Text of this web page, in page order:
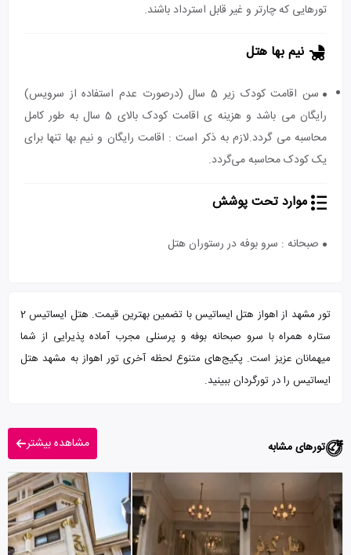
تورهایی که چارتر و غیر قابل استرداد باشند.
نیم بها هتل
سن اقامت کودک زیر 5 سال (درصورت عدم استفاده از سرویس)
رایگان می باشد و هزینه ی اقامت کودک بالای 5 سال به طور کامل
محاسبه می گردد.لازم به ذکر است : اقامت رایگان و نیم بها تنها برای
یک کودک محاسبه می‌گردد.
موارد تحت پوشش
صبحانه : سرو بوفه در رستوران هتل
تور مشهد از اهواز هتل ایساتیس با تضمین بهترین قیمت. هتل ایساتیس 2
ستاره همراه با سرو صبحانه بوفه و پرسنلی مجرب آماده پذیرایی از شما
میهمانان عزیز است. پکیج‌های متنوع لحظه آخری تور اهواز به مشهد هتل
ایساتیس را در تورگردان ببینید.
تورهای مشابه مشاهده بیشتر